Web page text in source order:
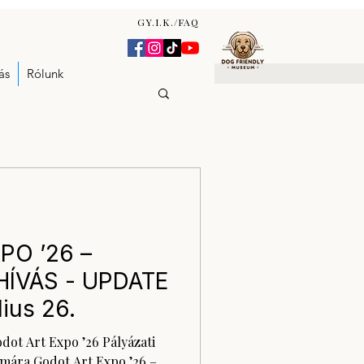
GY.I.K./FAQ
Rólunk
’26 –
- UPDATE
26.
Art Expo ’26 Pályázati